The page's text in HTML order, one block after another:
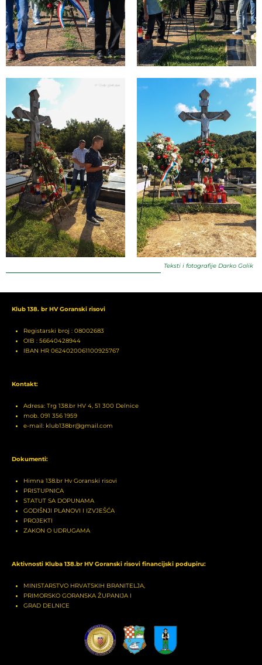
Teksti i fotografije Darko Golik
Klub 138. br HV Goranski risovi
Registarski broj : 08002683
OIB : 56640428944
IBAN HR 0624020061100925767
Kontakt:
Adresa: Trg 138.br HV 4, 51 300 Delnice
mob. 091 356 1959
e-mail: klub138br@gmail.com
Dokumenti:
Himna 138.br Hv Goranski risovi
PRISTUPNICA
STATUT SA DOPUNAMA
GODIŠNJI PLANOVI I IZVJEŠĆA
PROJEKTI
ZAKON O UDRUGAMA
Aktivnosti Kluba 138.br HV Goranski risovi financijski podupiru:
MINISTARSTVO HRVATSKIH BRANITELJA,
PRIMORSKO GORANSKA ŽUPANIJA I
GRAD DELNICE